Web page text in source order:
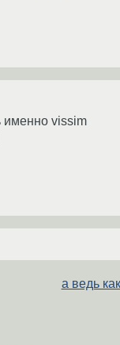
именно vissim
а ведь